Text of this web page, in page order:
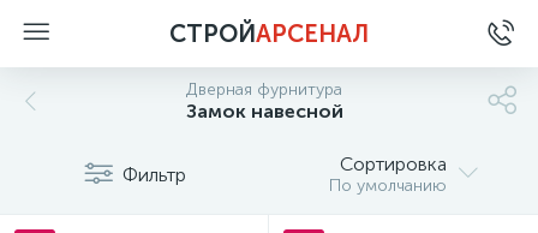
СТРОЙАРСЕНАЛ
Дверная фурнитура
Замок навесной
Фильтр Сортировка
По умолчанию